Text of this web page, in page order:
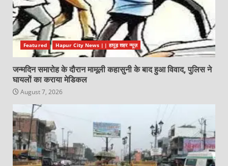
Featured Hapur City News || हापुड़ शहर न्यूज़
जन्मदिन समारोह के दौरान मामूली कहासुनी के बाद हुआ विवाद, पुलिस ने
घायलों का कराया मेडिकल
August 7, 2026